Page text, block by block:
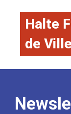
Halte
de Ville